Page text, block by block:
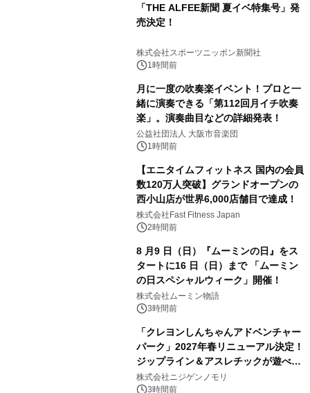
「THE ALFEE新聞 夏イベ特集号」発
売決定！
株式会社スポーツニッポン新聞社
1時間前
月に一度の吹奏楽イベント！プロと一
緒に演奏できる「第112回月イチ吹奏
楽」。演奏曲目などの詳細発表！
公益社団法人 大阪市音楽団
1時間前
【エニタイムフィットネス 国内の会員
数120万人突破】グランドオープンの
西小山店が世界6,000店舗目で達成！
株式会社Fast Fitness Japan
2時間前
8 月9 日（日）『ムーミンの日』をス
タートに16 日（日）まで 「ムーミン
の日スペシャルウィーク」開催！
株式会社ムーミン物語
3時間前
「クレヨンしんちゃんアドベンチャー
パーク」2027年春リニューアル決定！
ジップライン＆アスレチックが遊べる
のは今年が最後！ 「ラスト！ドキがム
ネムネ～大作戦！」始動
株式会社ニジゲンノモリ
3時間前